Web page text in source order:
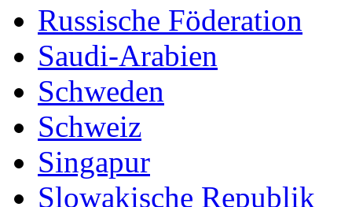
Russische Föderation
Saudi-Arabien
Schweden
Schweiz
Singapur
Slowakische Republik